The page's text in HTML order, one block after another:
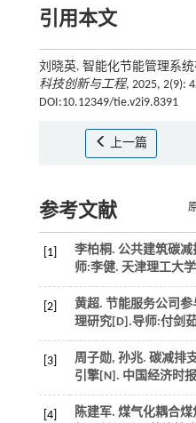
引用本文
刘晓英. 智能化节能管理系
科技创新与工程, 2025, 2(9):
DOI:10.12349/tie.v2i9.8391
上一篇
参考文献
[1] 李柏桐. 公共建筑碳减
师:李健. 天津理工大
[2] 黄超. 节能服务公司
理研究[D].导师:付剑
[3]
周子勋, 孙兆. 碳减排
引擎[N]. 中国经济时报
[4] 陈建军. 煤气化耦合煤